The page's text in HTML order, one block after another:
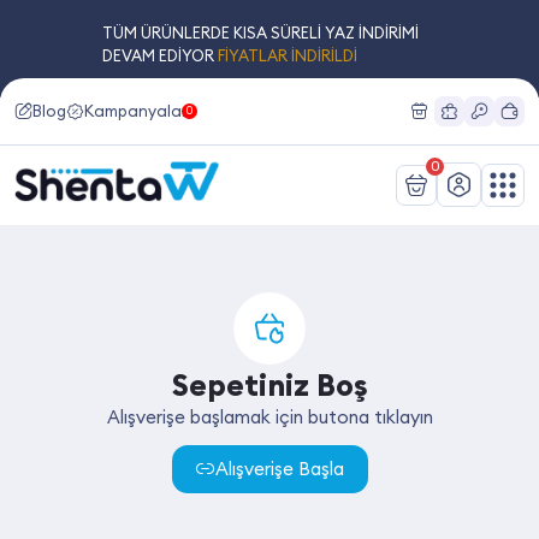
TÜM ÜRÜNLERDE KISA SÜRELİ YAZ İNDİRİMİ
DEVAM EDİYORFİYATLAR İNDİRİLDİ
Blog Kampanyalar0
0
Sepetiniz Boş
Alışverişe başlamak için butona tıklayın
Alışverişe Başla